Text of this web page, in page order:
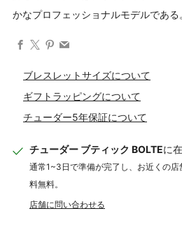
かなプロフェッショナルモデルである
ブレスレットサイズについて
ギフトラッピングについて
チューダー5年保証について
チューダー ブティック BOLTEに
通常1~3日で準備が完了し、お近くの
料無料。
店舗に問い合わせる